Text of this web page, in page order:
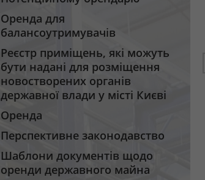
Оренда для
балансоутримувачів
Реєстр приміщень, які можуть
бути надані для розміщення
новостворених органів
державної влади у місті Києві
Оренда
Перспективне законодавство
Шаблони документів щодо
оренди державного майна